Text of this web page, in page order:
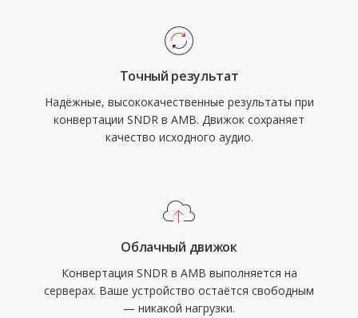
Точный результат
Надёжные, высококачественные результаты при
конвертации SNDR в AMB. Движок сохраняет
качество исходного аудио.
Облачный движок
Конвертация SNDR в AMB выполняется на
серверах. Ваше устройство остаётся свободным
— никакой нагрузки.